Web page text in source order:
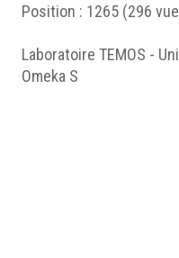
Position : 1265 (296
Laboratoire TEMOS -
Omeka S